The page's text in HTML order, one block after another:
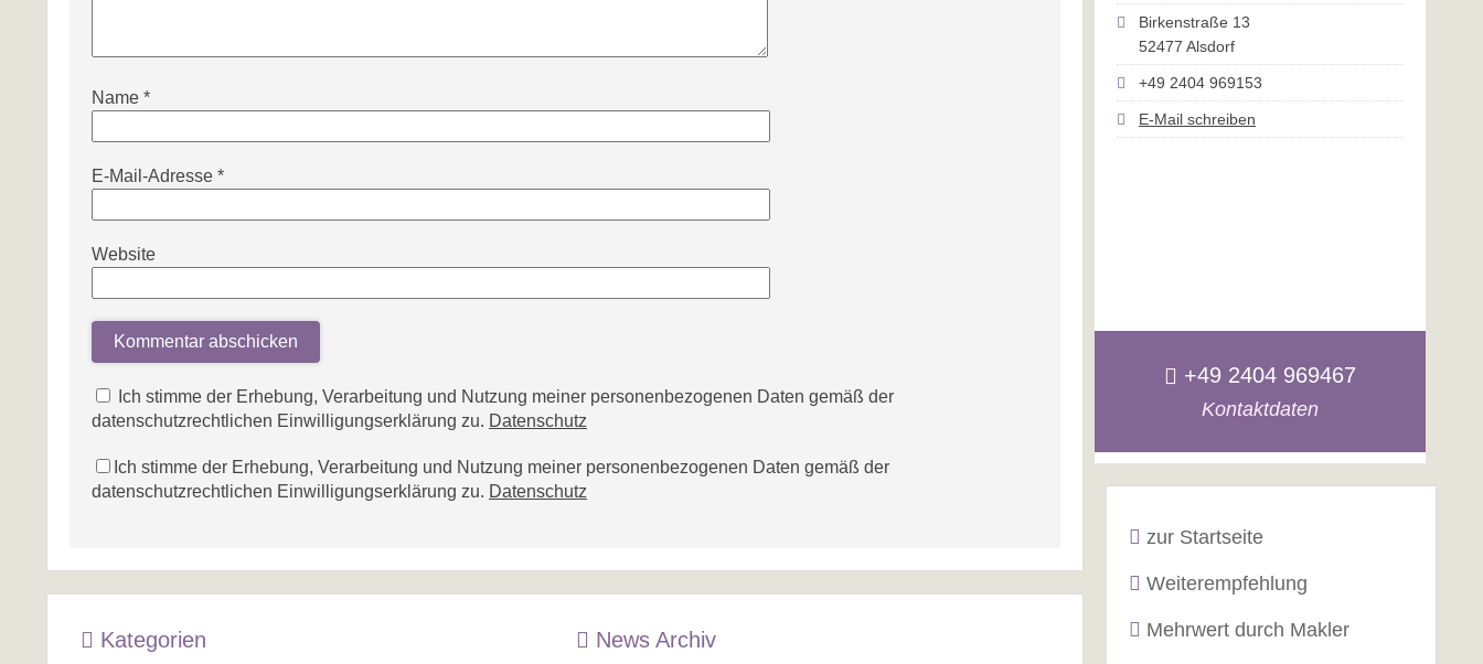
Birkenstraße 13
52477 Alsdorf
+49 2404 969153
E-Mail schreiben
+49 2404 969467
Kontaktdaten
zur Startseite
Weiterempfehlung
Mehrwert durch Makler
Name *
E-Mail-Adresse *
Website
Ich stimme der Erhebung, Verarbeitung und Nutzung meiner personenbezogenen Daten gemäß der
datenschutzrechtlichen Einwilligungserklärung zu. Datenschutz
Ich stimme der Erhebung, Verarbeitung und Nutzung meiner personenbezogenen Daten gemäß der
datenschutzrechtlichen Einwilligungserklärung zu. Datenschutz
Kategorien News Archiv